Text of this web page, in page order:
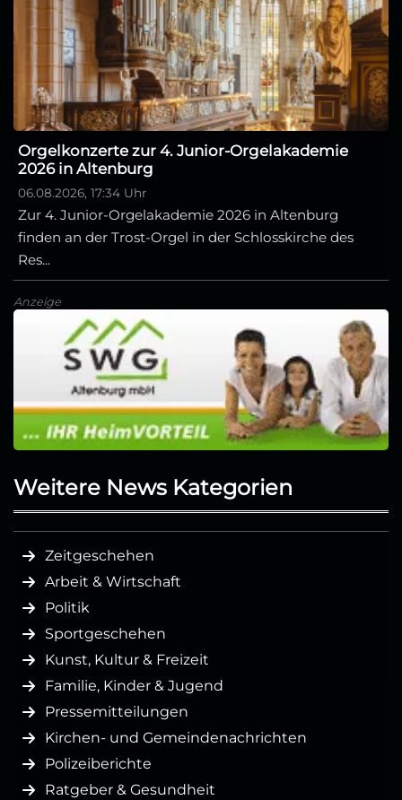
Orgelkonzerte zur 4. Junior-Orgelakademie
2026 in Altenburg
06.08.2026, 17:34 Uhr
Zur 4. Junior-Orgelakademie 2026 in Altenburg
finden an der Trost-Orgel in der Schlosskirche des
Res...
Anzeige
Weitere News Kategorien
Zeitgeschehen
Arbeit & Wirtschaft
Politik
Sportgeschehen
Kunst, Kultur & Freizeit
Familie, Kinder & Jugend
Pressemitteilungen
Kirchen- und Gemeindenachrichten
Polizeiberichte
Ratgeber & Gesundheit